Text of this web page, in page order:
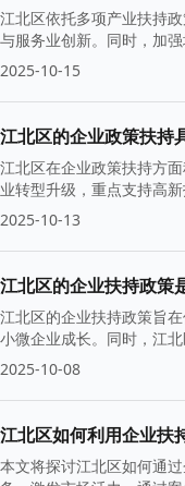
江北区依托多项产业扶持
与服务业创新。同时，加
经济潜力和良好的营商环境
2025-10-15
江北区的企业政策扶持
江北区在企业政策扶持方
业转型升级，重点支持高
持续增长。
2025-10-13
江北区的企业扶持政策
江北区的企业扶持政策旨
小微企业成长。同时，江
2025-10-08
江北区如何利用企业扶
本文将探讨江北区如何通